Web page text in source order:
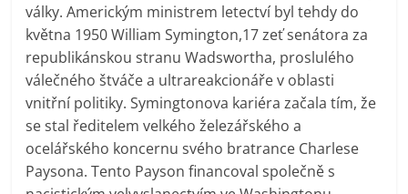
války. Americkým ministrem letectví byl tehdy do
května 1950 William Symington,17 zeť senátora za
republikánskou stranu Wadswortha, proslulého
válečného štváče a ultrareakcionáře v oblasti
vnitřní politiky. Symingtonova kariéra začala tím, že
se stal ředitelem velkého železářského a
ocelářského koncernu svého bratrance Charlese
Paysona. Tento Payson financoval společně s